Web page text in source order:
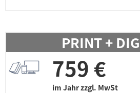
PRINT +
759 €
im Jahr zzgl. MwSt